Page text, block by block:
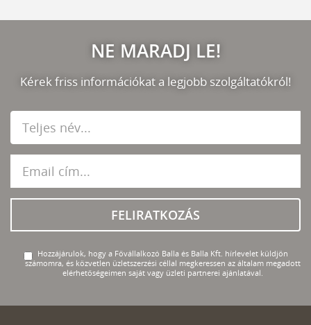
NE MARADJ LE!
Kérek friss információkat a legjobb szolgáltatókról!
FELIRATKOZÁS
Hozzájárulok, hogy a Fővállalkozó Balla és Balla Kft. hírlevelet küldjön
számomra, és közvetlen üzletszerzési céllal megkeressen az általam megadott
elérhetőségeimen saját vagy üzleti partnerei ajánlatával.